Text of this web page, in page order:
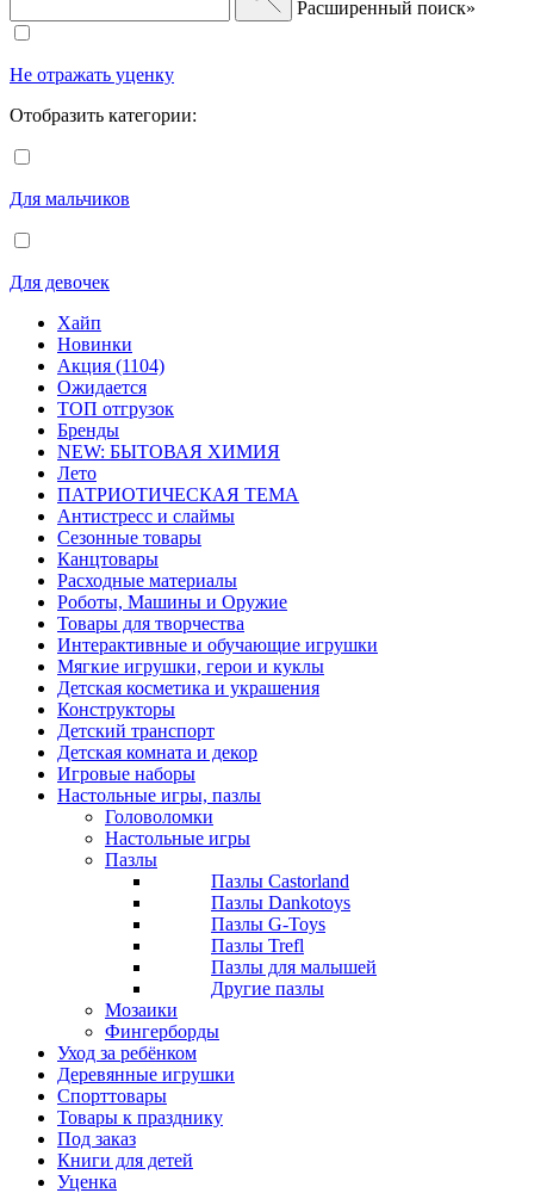
Расширенный поиск»
Не отражать уценку
Отобразить категории:
Для мальчиков
Для девочек
Хайп
Новинки
Акция (1104)
Ожидается
ТОП отгрузок
Бренды
NEW: БЫТОВАЯ ХИМИЯ
Лето
ПАТРИОТИЧЕСКАЯ ТЕМА
Антистресс и слаймы
Сезонные товары
Канцтовары
Расходные материалы
Роботы, Машины и Оружие
Товары для творчества
Интерактивные и обучающие игрушки
Мягкие игрушки, герои и куклы
Детская косметика и украшения
Конструкторы
Детский транспорт
Детская комната и декор
Игровые наборы
Настольные игры, пазлы
Головоломки
Настольные игры
Пазлы
Пазлы Castorland
Пазлы Dankotoys
Пазлы G-Toys
Пазлы Trefl
Пазлы для малышей
Другие пазлы
Мозаики
Фингерборды
Уход за ребёнком
Деревянные игрушки
Спорттовары
Товары к празднику
Под заказ
Книги для детей
Уценка